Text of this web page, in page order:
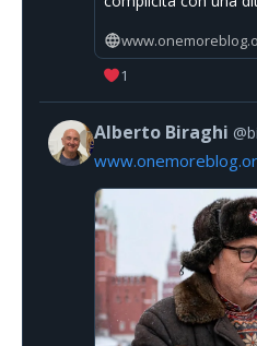
1
Alberto Biraghi